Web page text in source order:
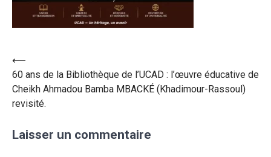
⟵
60 ans de la Bibliothèque de l’UCAD : l’œuvre éducative de
Cheikh Ahmadou Bamba MBACKÉ (Khadimour-Rassoul)
revisité.
Laisser un commentaire